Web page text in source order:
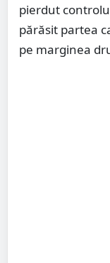
pierdut
părăsit partea
pe marginea